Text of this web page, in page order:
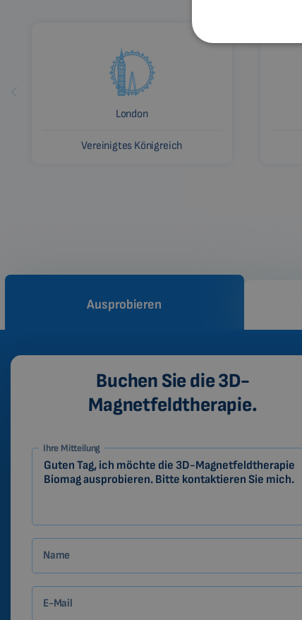
London
Vereinigtes Königreich
Ausprobieren
Buchen Sie die 3D-
Magnetfeldtherapie.
1-
DE
Zákazník
Ihre Mitteilung
Name
E-Mail